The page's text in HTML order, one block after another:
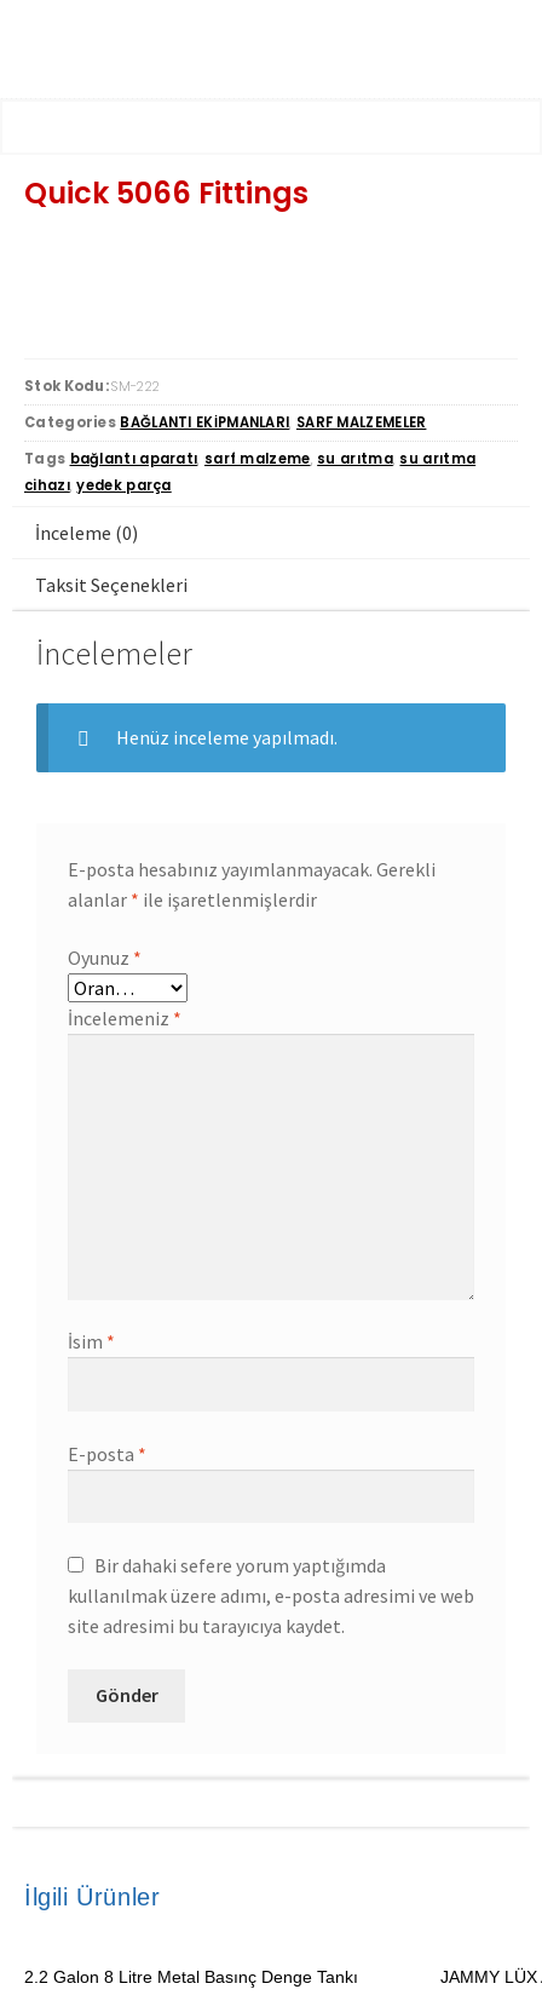
Quick 5066 Fittings
Stok Kodu:SM-222
Categories BAĞLANTI EKİPMANLARI, SARF MALZEMELER
Tags bağlantı aparatı, sarf malzeme, su arıtma, su arıtma
cihazı,yedek parça
İnceleme (0)
Taksit Seçenekleri
İncelemeler
Henüz inceleme yapılmadı.
E-posta hesabınız yayımlanmayacak. Gerekli
alanlar * ile işaretlenmişlerdir
Oyunuz *
İncelemeniz *
İsim *
E-posta *
Bir dahaki sefere yorum yaptığımda
kullanılmak üzere adımı, e-posta adresimi ve web
site adresimi bu tarayıcıya kaydet.
İlgili Ürünler
2.2 Galon 8 Litre Metal Basınç Denge Tankı
JAMMY LÜX